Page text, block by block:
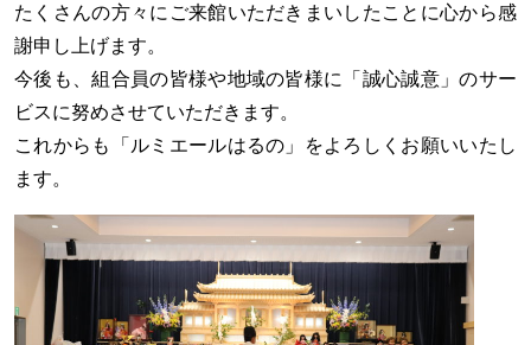
たくさんの方々にご来館いただきまいしたことに心から感
謝申し上げます。
今後も、組合員の皆様や地域の皆様に「誠心誠意」のサー
ビスに努めさせていただきます。
これからも「ルミエールはるの」をよろしくお願いいたし
ます。